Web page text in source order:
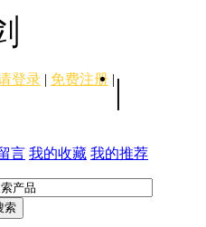
登录 | 免费注册 | |
言 我的收藏 我的推荐